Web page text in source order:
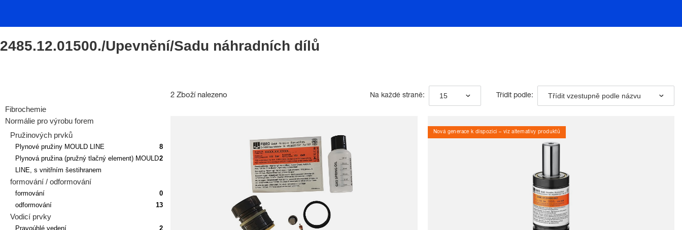
2485.12.01500./Upevnění/Sadu náhradních dílů
Fibrochemie
Normálie pro výrobu forem
Pružinových prvků
Plynové pružiny MOULD LINE
8
Plynová pružina (pružný tlačný element) MOULD
LINE, s vnitřním šestihranem
2
formování / odformování
formování
0
odformování
13
Vodicí prvky
Pravoúhlé vedení
2
2 Zboží nalezeno Na každé straně: 15 Třídit podle: Třídit vzestupně podle názvu
Nová generace k dispozici – viz alternativy produktů